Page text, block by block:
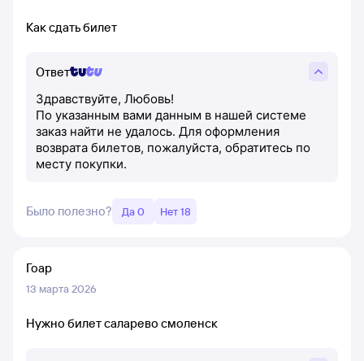
Как сдать билет
Ответ
Здравствуйте, Любовь!
По указанным вами данным в нашей системе
заказ найти не удалось. Для оформления
возврата билетов, пожалуйста, обратитесь по
месту покупки.
Было полезно? Да 0 Нет 18
Гоар
13 марта 2026
Нужно билет саларево смоленск